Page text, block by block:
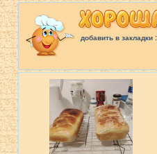
добавить в закладки: